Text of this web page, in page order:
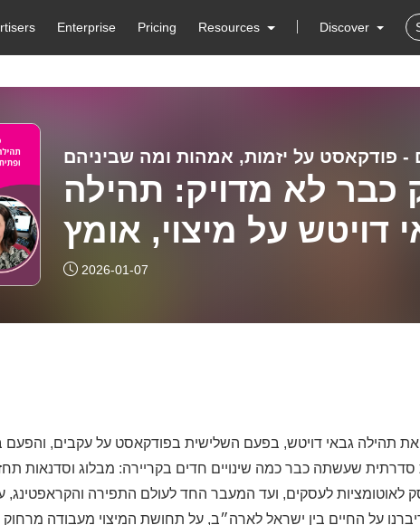
Enterprise Pricing Resources Discover
לא מדויק: תהילה
דויטש על מיצוי, אומץ
עסק חדש לגמרי [פרק
2026-01-07
תהילה גבאי דויטש, בפעם השלישית בפודקאסט על עקבים, והפעם
סדרתית שעשתה כבר כמה שינויים חדים בקריירה: מבלוג וסדנאות
לאוטומציות לעסקים, ועד המעבר החד לעולם התפירה והקראפטינג,
על החיים בין ישראל לארה״ב, על תחושת המיצוי מעבודה